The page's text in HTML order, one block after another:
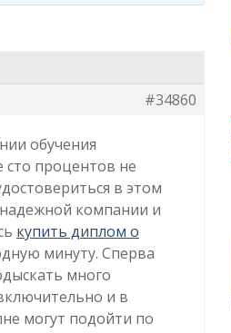
#34860
обучения
сто процентов не
в этом
надежной компании и
купить диплом о
минуту. Сперва
много
и в
могут подойти по